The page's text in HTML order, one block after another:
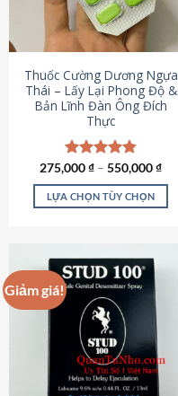
chọn
có
thể
chọn
trên
trang
sản
phẩm
Thuốc Cường Dương Ngựa
Thái – Lấy Lại Phong Độ &
Bản Lĩnh Đàn Ông Đích
Thực
Được xếp
hạng4.87
5 sao
275,000₫ – 550,000₫
LỰA CHỌN TÙY CHỌN
có
nhiều
biến
thể.
Các
tùy
chọn
Giảm giá!